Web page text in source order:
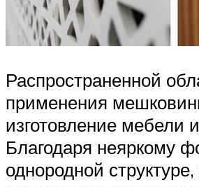
Распространенной
применения
изготовление мебели
Благодаря неяркому
однородной